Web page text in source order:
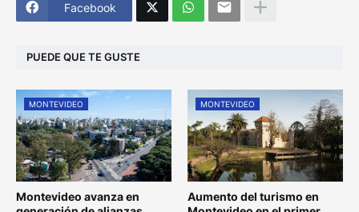
Facebook
PUEDE QUE TE GUSTE
MONTEVIDEO
Montevideo avanza en
MONTEVIDEO
Aumento del turismo en